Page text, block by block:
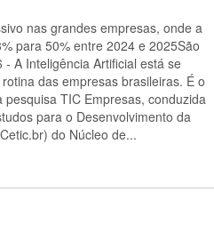
nas grandes empresas, onde a
para 50% entre 2024 e 2025São
A Inteligência Artificial está se
das empresas brasileiras. É o
TIC Empresas, conduzida
para o Desenvolvimento da
do Núcleo de...